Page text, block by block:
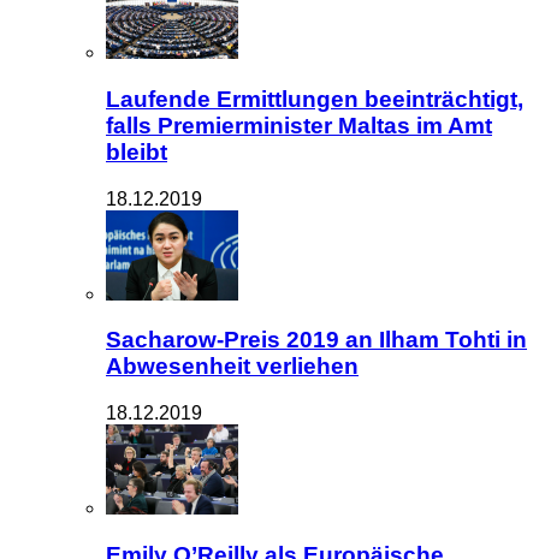
Laufende Ermittlungen beeinträchtigt,
falls Premierminister Maltas im Amt
bleibt
18.12.2019
Sacharow-Preis 2019 an Ilham Tohti in
Abwesenheit verliehen
18.12.2019